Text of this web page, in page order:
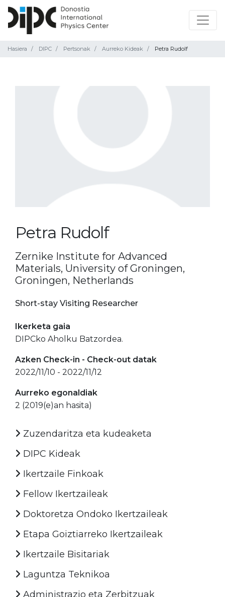
Hasiera DIPC Pertsonak Aurreko Kideak Petra Rudolf
Petra Rudolf
Zernike Institute for Advanced
Materials, University of Groningen,
Groningen, Netherlands
Short-stay Visiting Researcher
Ikerketa gaia
DIPCko Aholku Batzordea.
Azken Check-in - Check-out datak
2022/11/10 - 2022/11/12
Aurreko egonaldiak
2 (2019(e)an hasita)
Zuzendaritza eta kudeaketa
DIPC Kideak
Ikertzaile Finkoak
Fellow Ikertzaileak
Doktoretza Ondoko Ikertzaileak
Etapa Goiztiarreko Ikertzaileak
Ikertzaile Bisitariak
Laguntza Teknikoa
Administrazio eta Zerbitzuak